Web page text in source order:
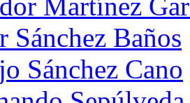
Sánchez Baños
Sánchez Cano